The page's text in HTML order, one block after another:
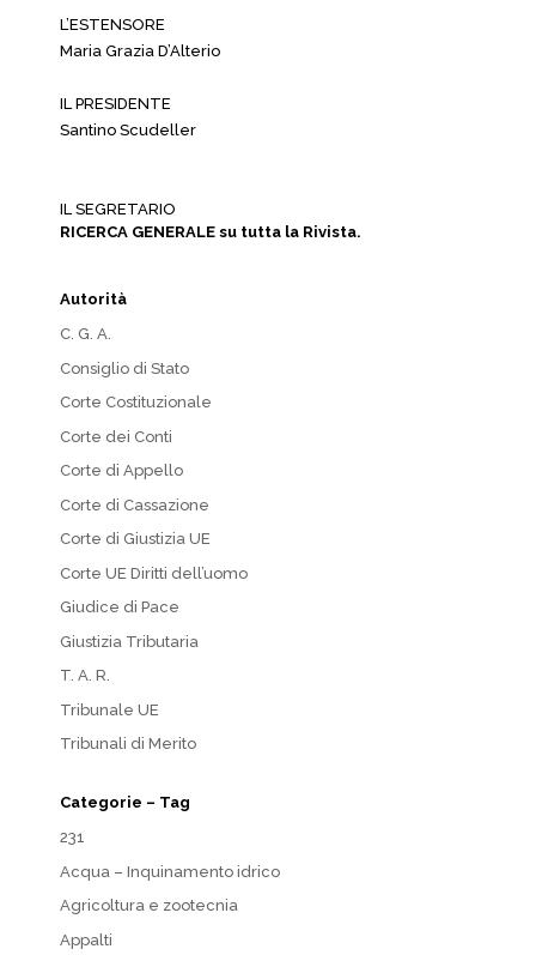
L’ESTENSORE
Maria Grazia D’Alterio
IL PRESIDENTE
Santino Scudeller
IL SEGRETARIO
RICERCA GENERALE su tutta la Rivista.
Autorità
C. G. A.
Consiglio di Stato
Corte Costituzionale
Corte dei Conti
Corte di Appello
Corte di Cassazione
Corte di Giustizia UE
Corte UE Diritti dell’uomo
Giudice di Pace
Giustizia Tributaria
T. A. R.
Tribunale UE
Tribunali di Merito
Categorie – Tag
231
Acqua – Inquinamento idrico
Agricoltura e zootecnia
Appalti